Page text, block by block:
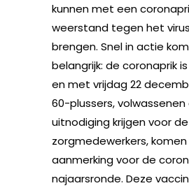
kunnen met een
weerstand tegen het
brengen. Snel in actie
belangrijk: de coronaprik
en met vrijdag 22
60-plussers,
uitnodiging krijgen voor
zorgmedewerkers, komen
aanmerking voor de
najaarsronde. Deze